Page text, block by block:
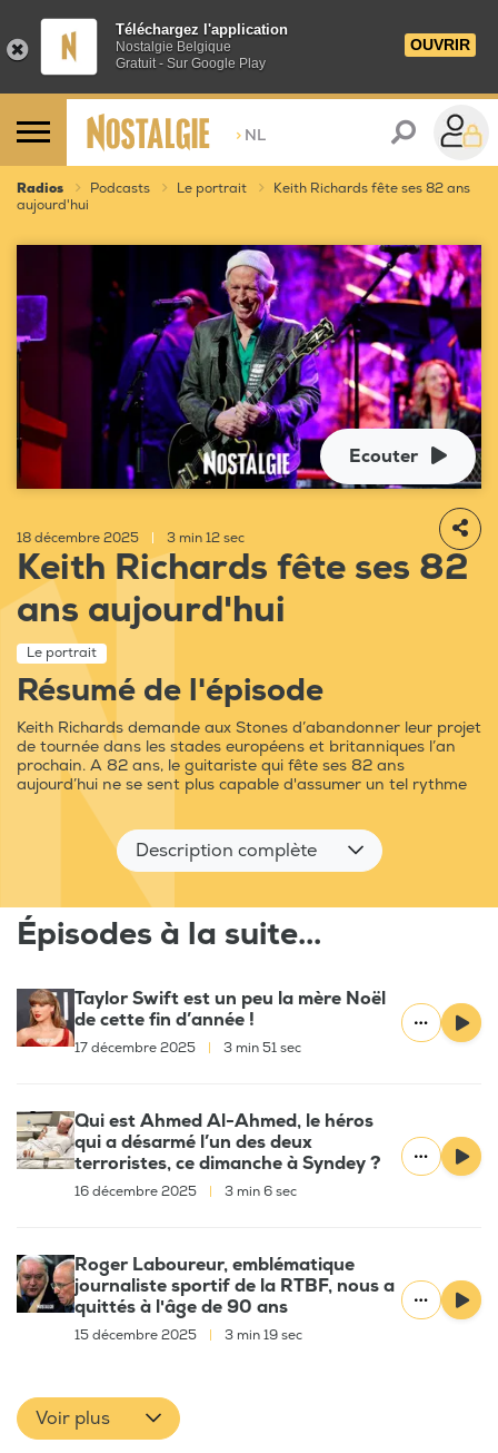
Téléchargez l'application
Nostalgie Belgique
Gratuit - Sur Google Play
OUVRIR
> NL
Radios Podcasts Le portrait
Keith Richards fête ses 82 ans
aujourd'hui
Ecouter
18 décembre 2025 3 min 12 sec
Keith Richards fête ses 82
ans aujourd'hui
Le portrait
Résumé de l'épisode
Keith Richards demande aux Stones d’abandonner leur projet
de tournée dans les stades européens et britanniques l’an
prochain. A 82 ans, le guitariste qui fête ses 82 ans
aujourd’hui ne se sent plus capable d'assumer un tel rythme
Description complète
Épisodes à la suite...
Taylor Swift est un peu la mère Noël
de cette fin d’année !
17 décembre 2025 3 min 51 sec
Qui est Ahmed Al-Ahmed, le héros
qui a désarmé l’un des deux
terroristes, ce dimanche à Syndey ?
16 décembre 2025 3 min 6 sec
Roger Laboureur, emblématique
journaliste sportif de la RTBF, nous a
quittés à l'âge de 90 ans
15 décembre 2025 3 min 19 sec
Voir plus